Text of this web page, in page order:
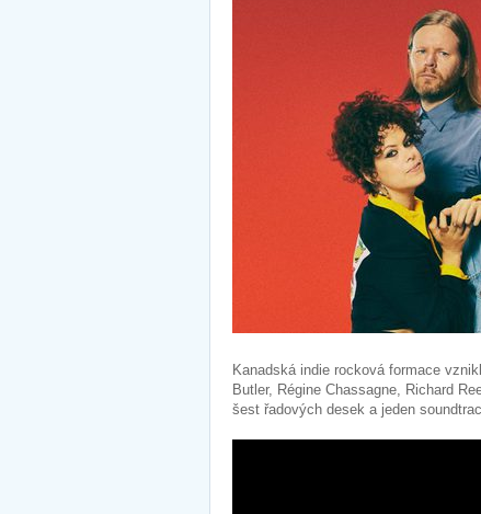
Kanadská indie rocková formace
Butler, Régine Chassagne, Richard
šest řadových desek a jeden